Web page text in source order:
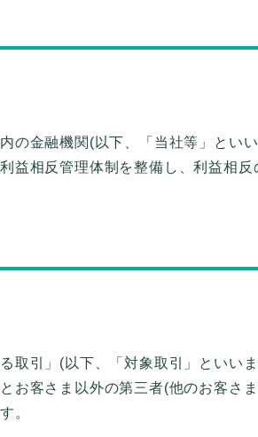
の金融機関(以下、「当社等」とい
益相反管理体制を整備し、利益相
取引」(以下、「対象取引」といい
お客さま以外の第三者(他のお客さ
。